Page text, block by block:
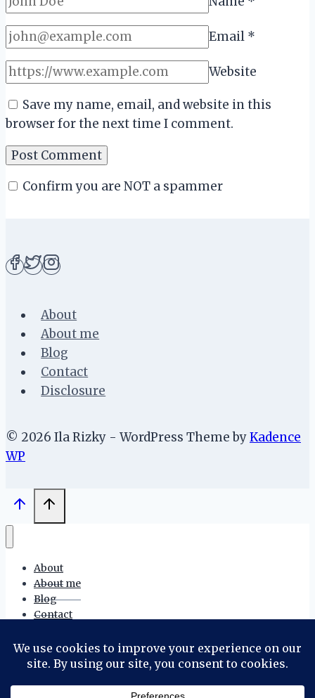
Email *
Website
Save my name, email, and website in this
browser for the next time I comment.
Confirm you are NOT a spammer
About
About me
Blog
Contact
Disclosure
© 2026 Ila Rizky - WordPress Theme byKadence
WP
About
About me
Blog
Contact